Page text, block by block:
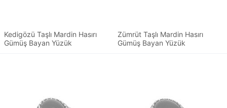
Kedigözü Taşlı Mardin Hasırı
Gümüş Bayan Yüzük
Zümrüt Taşlı Mardin Hasırı
Gümüş Bayan Yüzük